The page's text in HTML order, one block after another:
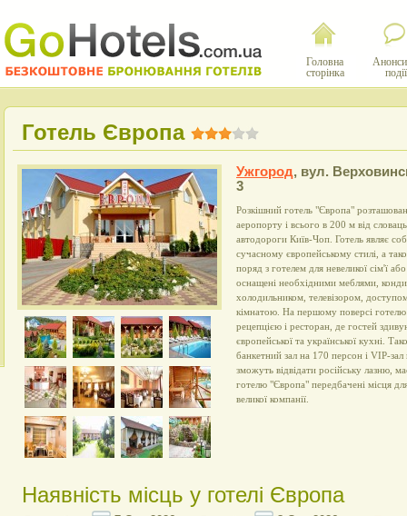
Головна
сторінка
події
Готель Європа
Ужгород, вул.
3
Розкішний готель "Європа"
аеропорту і всього в 200 м від
автодороги Київ-Чоп. Готель являє
сучасному європейському стилі, а
поряд з готелем для невеликої сім'ї
оснащені необхідними меблями,
холодильником, телевізором,
кімнатою. На першому поверсі
рецепцією і ресторан, де гостей
європейської та української кухні.
банкетний зал на 170 персон і VIP-
зможуть відвідати російську лазню,
готелю "Європа" передбачені місця
великої компанії.
Наявність місць у готелі Європа